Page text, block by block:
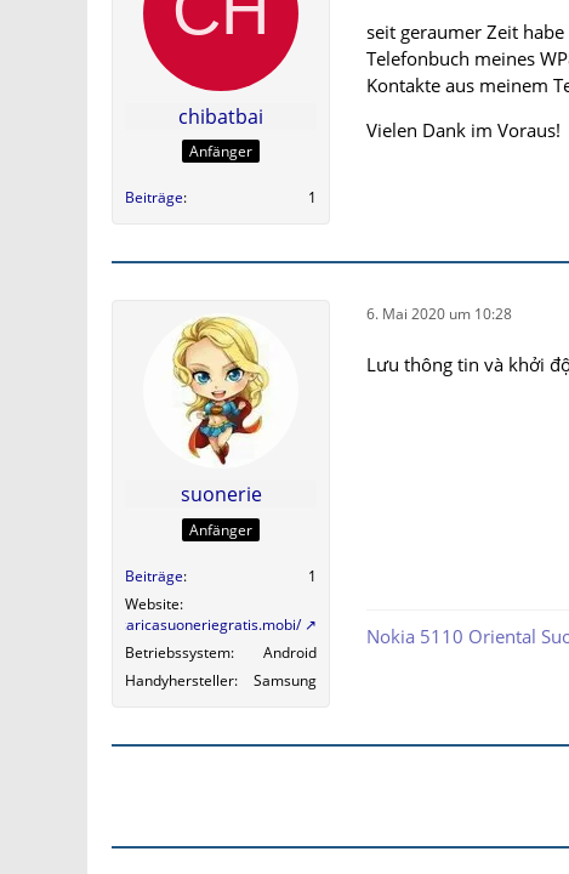
chibatbai
Anfänger
Beiträge 1
seit geraumer Zeit
Telefonbuch meines
Kontakte aus meinem
Vielen Dank im Voraus!
suonerie
Anfänger
Beiträge
1
Website
https://scaricasuoneriegratis.mobi/
Betriebssystem
Android
Handyhersteller
Samsung
6. Mai 2020 um 10:28
Lưu thông tin và khởi
Nokia 5110 Oriental